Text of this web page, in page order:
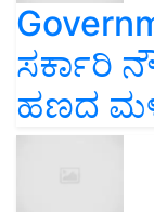
ಸರ್ಕಾರಿ
ಹಣದ